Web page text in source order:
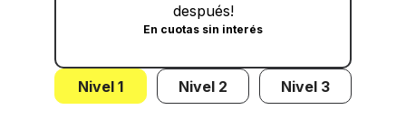
después!
En cuotas sin interés
Nivel 1 Nivel 2 Nivel 3